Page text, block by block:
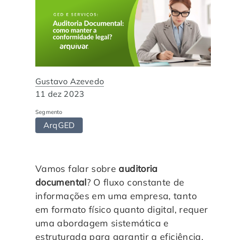
Software para BPM
Educação Corporativa
Gerenciamento de NF-e
Assinatura Digital
Auditoria de Processos
Transformação Digital
Agronegócio
Instituições de Ensino
Departamento Pessoal
Cooperativas
Sobre Nós
Cases de Sucesso
Nossas Unidades
Blog
Gustavo Azevedo
11 dez 2023
Segmento
ArqGED
Vamos falar sobre auditoria
documental? O fluxo constante de
informações em uma empresa, tanto
em formato físico quanto digital, requer
uma abordagem sistemática e
estruturada para garantir a eficiência,